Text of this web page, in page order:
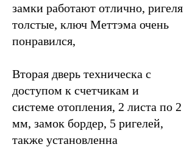
замки работают отлично, ригеля
толстые, ключ Меттэма очень
понравился,
Вторая дверь техническа с
доступом к счетчикам и
системе отопления, 2 листа по 2
мм, замок бордер, 5 ригелей,
также установленна